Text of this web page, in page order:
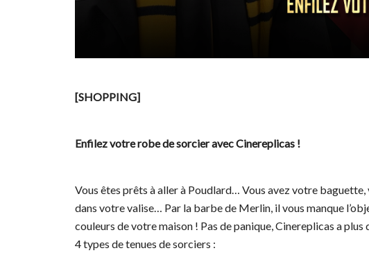
[SHOPPING]
Enfilez votre robe de sorcier avec Cinereplicas !
Vous êtes prêts à aller à Poudlard… Vous avez votre
dans votre valise… Par la barbe de Merlin, il vous manque
couleurs de votre maison ! Pas de panique, Cinereplicas a
4 types de tenues de sorciers :